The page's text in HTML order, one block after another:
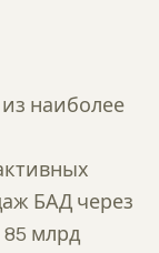
наиболее
БАД через
млрд